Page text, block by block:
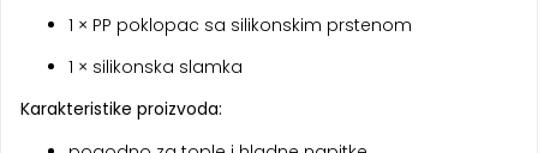
1 × PP poklopac sa silikonskim prstenom
1 × silikonska slamka
Karakteristike proizvoda: